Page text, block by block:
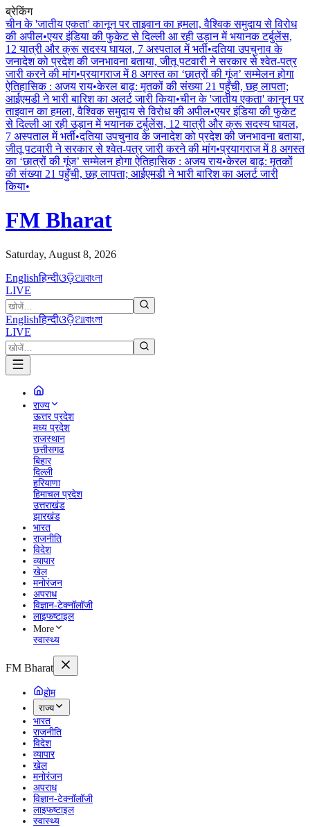
ब्रेकिंग
चीन के 'जातीय एकता' कानून पर ताइवान का हमला, वैश्विक समुदाय से विरोध
की अपील•एयर इंडिया की फुकेट से दिल्ली आ रही उड़ान में भयानक टर्बुलेंस,
12 यात्री और क्रू सदस्य घायल, 7 अस्पताल में भर्ती•दतिया उपचुनाव के
जनादेश को प्रदेश की जनभावना बताया, जीतू पटवारी ने सरकार से श्वेत-पत्र
जारी करने की मांग•प्रयागराज में 8 अगस्त का ‘छात्रों की गूंज’ सम्मेलन होगा
ऐतिहासिक : अजय राय•केरल बाढ़: मृतकों की संख्या 21 पहुँची, छह लापता;
आईएमडी ने भारी बारिश का अलर्ट जारी किया•चीन के 'जातीय एकता' कानून पर
ताइवान का हमला, वैश्विक समुदाय से विरोध की अपील•एयर इंडिया की फुकेट
से दिल्ली आ रही उड़ान में भयानक टर्बुलेंस, 12 यात्री और क्रू सदस्य घायल,
7 अस्पताल में भर्ती•दतिया उपचुनाव के जनादेश को प्रदेश की जनभावना बताया,
जीतू पटवारी ने सरकार से श्वेत-पत्र जारी करने की मांग•प्रयागराज में 8 अगस्त
का ‘छात्रों की गूंज’ सम्मेलन होगा ऐतिहासिक : अजय राय•केरल बाढ़: मृतकों
की संख्या 21 पहुँची, छह लापता; आईएमडी ने भारी बारिश का अलर्ट जारी
किया•
FM Bharat
Saturday, August 8, 2026
Englishहिन्दीଓଡ଼ିଆবাংলা
LIVE
Englishहिन्दीଓଡ଼ିଆবাংলা
LIVE
राज्य
ऊत्तर प्रदेश
मध्य प्रदेश
राजस्थान
छत्तीसगढ
बिहार
दिल्ली
हरियाणा
हिमाचल प्रदेश
उत्तराखंड
झारखंड
भारत
राजनीति
विदेश
व्यापार
खेल
मनोरंजन
अपराध
विज्ञान-टेक्नॉलॉजी
लाइफष्टाइल
More
स्वास्थ्य
FM Bharat
होम
राज्य
भारत
राजनीति
विदेश
व्यापार
खेल
मनोरंजन
अपराध
विज्ञान-टेक्नॉलॉजी
लाइफष्टाइल
स्वास्थ्य